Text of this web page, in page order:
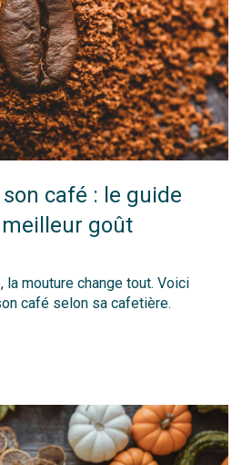
café : le guide
goût
mouture change tout. Voici
café selon sa cafetière.